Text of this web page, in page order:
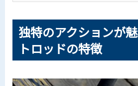
独特のアクションが
トロッドの特徴